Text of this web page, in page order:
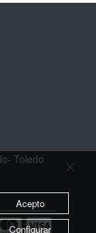
Toledo
Acepto
Configurar